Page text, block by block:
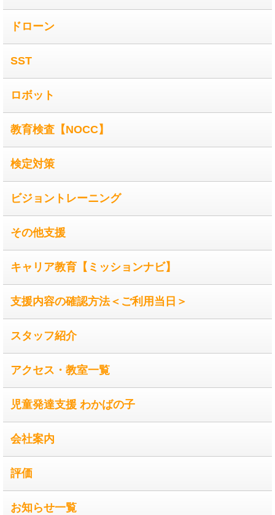
ドローン
SST
ロボット
教育検査【NOCC】
検定対策
ビジョントレーニング
その他支援
キャリア教育【ミッションナビ】
支援内容の確認方法＜ご利用当日＞
スタッフ紹介
アクセス・教室一覧
児童発達支援 わかばの子
会社案内
評価
お知らせ一覧